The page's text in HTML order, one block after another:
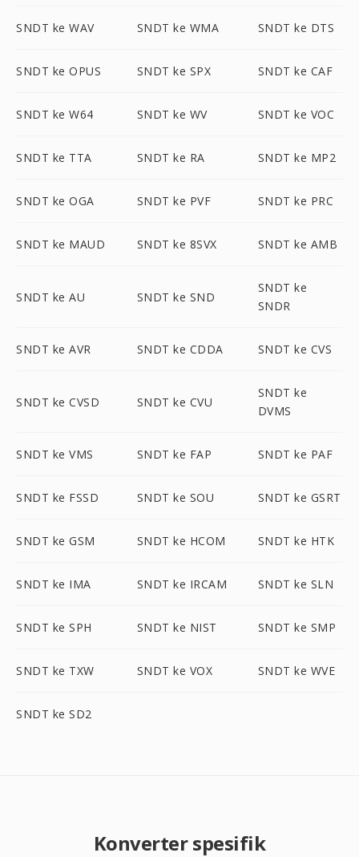
SNDT ke WAV SNDT ke WMA SNDT ke DTS
SNDT ke OPUS SNDT ke SPX SNDT ke CAF
SNDT ke W64 SNDT ke WV SNDT ke VOC
SNDT ke TTA SNDT ke RA SNDT ke MP2
SNDT ke OGA SNDT ke PVF SNDT ke PRC
SNDT ke MAUD SNDT ke 8SVX SNDT ke AMB
SNDT ke AU SNDT ke SND
SNDT ke
SNDR
SNDT ke AVR SNDT ke CDDA SNDT ke CVS
SNDT ke CVSD SNDT ke CVU
SNDT ke
DVMS
SNDT ke VMS SNDT ke FAP SNDT ke PAF
SNDT ke FSSD SNDT ke SOU SNDT ke GSRT
SNDT ke GSM SNDT ke HCOM SNDT ke HTK
SNDT ke IMA SNDT ke IRCAM SNDT ke SLN
SNDT ke SPH SNDT ke NIST SNDT ke SMP
SNDT ke TXW SNDT ke VOX SNDT ke WVE
SNDT ke SD2
Konverter spesifik